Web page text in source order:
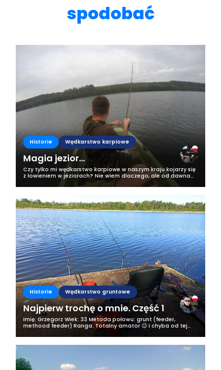
spodobać
Historie Wędkarstwo karpiowe
Magia jezior...
Czy tylko mi wędkarstwo karpiowe w naszym kraju kojarzy się
z łowieniem w jeziorach? Nie wiem dlaczego, ale od dawna
właśnie taki obraz mam w swojej głowie i niech tak zostanie!
Kiedy wiosną tego...
Historie Wędkarstwo gruntowe
Najpierw trochę o mnie. Część 1
Imię: Grzegorz Wiek: 33 Metoda połowu: grunt (feeder,
methood feeder) Ranga: Totalny amator 😉 I chyba od tej
mojej rangi zaczniemy tego bloga i ten wpis. Jestem
samozwańczym totalnym amatorem...